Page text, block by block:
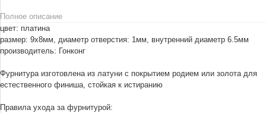
Полное описание
цвет: платина
размер: 9х8мм, диаметр отверстия: 1мм, внутренний диаметр 6.5мм
производитель: Гонконг
Фурнитура изготовлена из латуни с покрытием родием или золота для
естественного финиша, стойкая к истиранию
Правила ухода за фурнитурой: